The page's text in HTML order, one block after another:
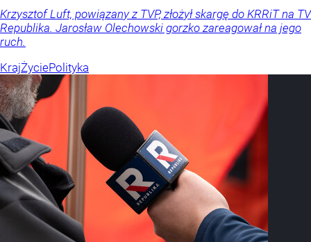
Krzysztof Luft, powiązany z TVP, złożył skargę do KRRiT na TV
Republika. Jarosław Olechowski gorzko zareagował na jego
ruch.
KrajŻyciePolityka